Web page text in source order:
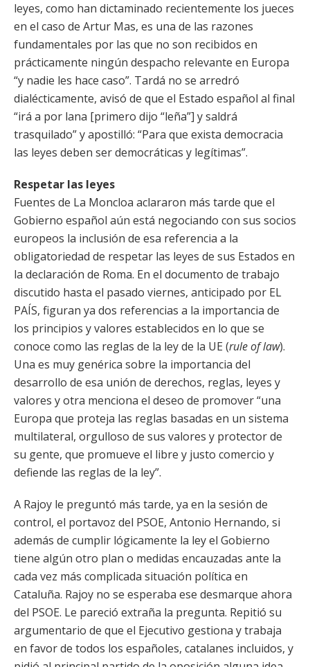
leyes, como han dictaminado recientemente los jueces
en el caso de Artur Mas, es una de las razones
fundamentales por las que no son recibidos en
prácticamente ningún despacho relevante en Europa
“y nadie les hace caso”. Tardá no se arredró
dialécticamente, avisó de que el Estado español al final
“irá a por lana [primero dijo “leña”] y saldrá
trasquilado” y apostilló: “Para que exista democracia
las leyes deben ser democráticas y legítimas”.
Respetar las leyes
Fuentes de La Moncloa aclararon más tarde que el
Gobierno español aún está negociando con sus socios
europeos la inclusión de esa referencia a la
obligatoriedad de respetar las leyes de sus Estados en
la declaración de Roma. En el documento de trabajo
discutido hasta el pasado viernes, anticipado por EL
PAÍS, figuran ya dos referencias a la importancia de
los principios y valores establecidos en lo que se
conoce como las reglas de la ley de la UE (rule of law).
Una es muy genérica sobre la importancia del
desarrollo de esa unión de derechos, reglas, leyes y
valores y otra menciona el deseo de promover “una
Europa que proteja las reglas basadas en un sistema
multilateral, orgulloso de sus valores y protector de
su gente, que promueve el libre y justo comercio y
defiende las reglas de la ley”.
A Rajoy le preguntó más tarde, ya en la sesión de
control, el portavoz del PSOE, Antonio Hernando, si
además de cumplir lógicamente la ley el Gobierno
tiene algún otro plan o medidas encauzadas ante la
cada vez más complicada situación política en
Cataluña. Rajoy no se esperaba ese desmarque ahora
del PSOE. Le pareció extraña la pregunta. Repitió su
argumentario de que el Ejecutivo gestiona y trabaja
en favor de todos los españoles, catalanes incluidos, y